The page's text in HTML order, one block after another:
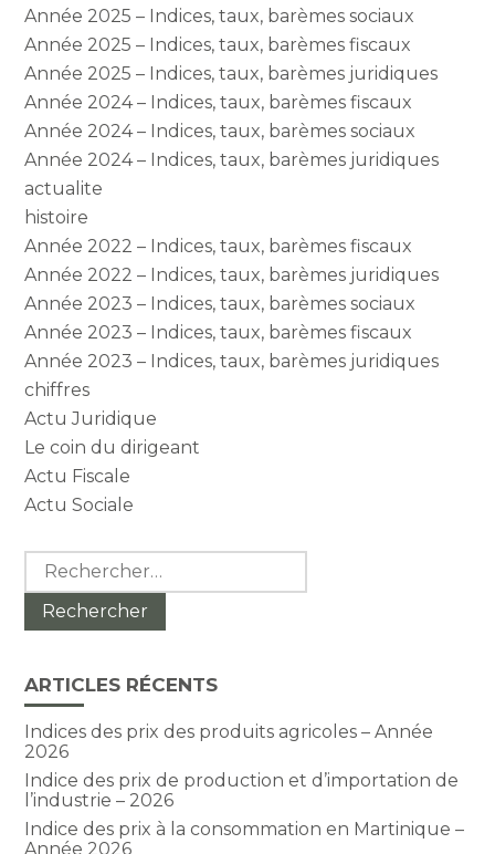
Année 2025 – Indices, taux, barèmes sociaux
Année 2025 – Indices, taux, barèmes fiscaux
Année 2025 – Indices, taux, barèmes juridiques
Année 2024 – Indices, taux, barèmes fiscaux
Année 2024 – Indices, taux, barèmes sociaux
Année 2024 – Indices, taux, barèmes juridiques
actualite
histoire
Année 2022 – Indices, taux, barèmes fiscaux
Année 2022 – Indices, taux, barèmes juridiques
Année 2023 – Indices, taux, barèmes sociaux
Année 2023 – Indices, taux, barèmes fiscaux
Année 2023 – Indices, taux, barèmes juridiques
chiffres
Actu Juridique
Le coin du dirigeant
Actu Fiscale
Actu Sociale
Rechercher :
ARTICLES RÉCENTS
Indices des prix des produits agricoles – Année
2026
Indice des prix de production et d’importation de
l’industrie – 2026
Indice des prix à la consommation en Martinique –
Année 2026